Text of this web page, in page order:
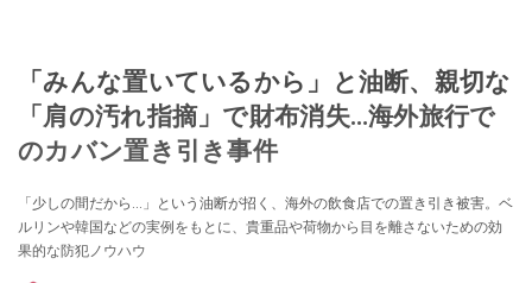
「みんな置いているから」と油断、親切な
「肩の汚れ指摘」で財布消失…海外旅行で
のカバン置き引き事件
「少しの間だから…」という油断が招く、海外の飲食店での置き引き被害。ベ
ルリンや韓国などの実例をもとに、貴重品や荷物から目を離さないための効
果的な防犯ノウハウ